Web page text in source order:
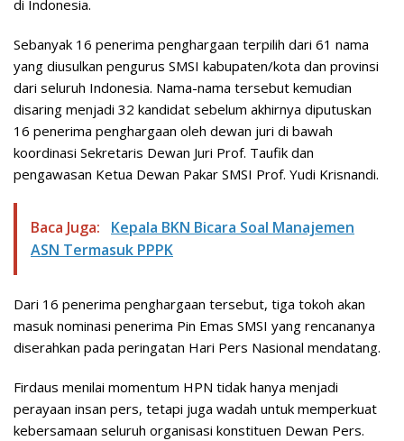
di Indonesia.
Sebanyak 16 penerima penghargaan terpilih dari 61 nama
yang diusulkan pengurus SMSI kabupaten/kota dan provinsi
dari seluruh Indonesia. Nama-nama tersebut kemudian
disaring menjadi 32 kandidat sebelum akhirnya diputuskan
16 penerima penghargaan oleh dewan juri di bawah
koordinasi Sekretaris Dewan Juri Prof. Taufik dan
pengawasan Ketua Dewan Pakar SMSI Prof. Yudi Krisnandi.
Baca Juga:
Kepala BKN Bicara Soal Manajemen
ASN Termasuk PPPK
Dari 16 penerima penghargaan tersebut, tiga tokoh akan
masuk nominasi penerima Pin Emas SMSI yang rencananya
diserahkan pada peringatan Hari Pers Nasional mendatang.
Firdaus menilai momentum HPN tidak hanya menjadi
perayaan insan pers, tetapi juga wadah untuk memperkuat
kebersamaan seluruh organisasi konstituen Dewan Pers.